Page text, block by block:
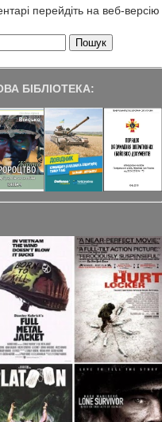
перейдіть на веб-версію
БІБЛІОТЕКА: